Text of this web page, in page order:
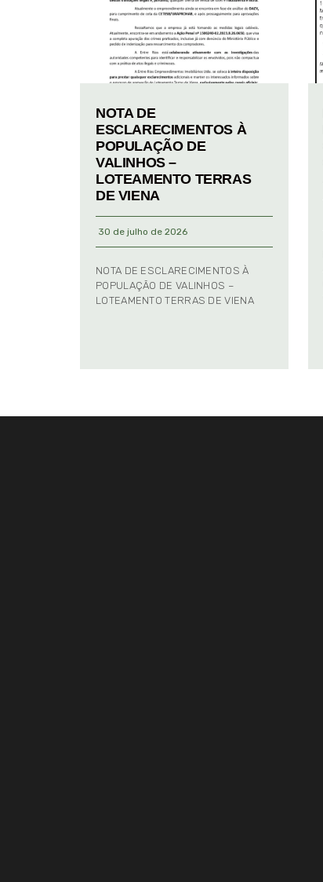
NOTA DE
ESCLARECIMENTOS À
POPULAÇÃO DE
VALINHOS –
LOTEAMENTO TERRAS
DE VIENA
30 de julho de 2026
NOTA DE ESCLARECIMENTOS À
POPULAÇÃO DE VALINHOS –
LOTEAMENTO TERRAS DE VIENA